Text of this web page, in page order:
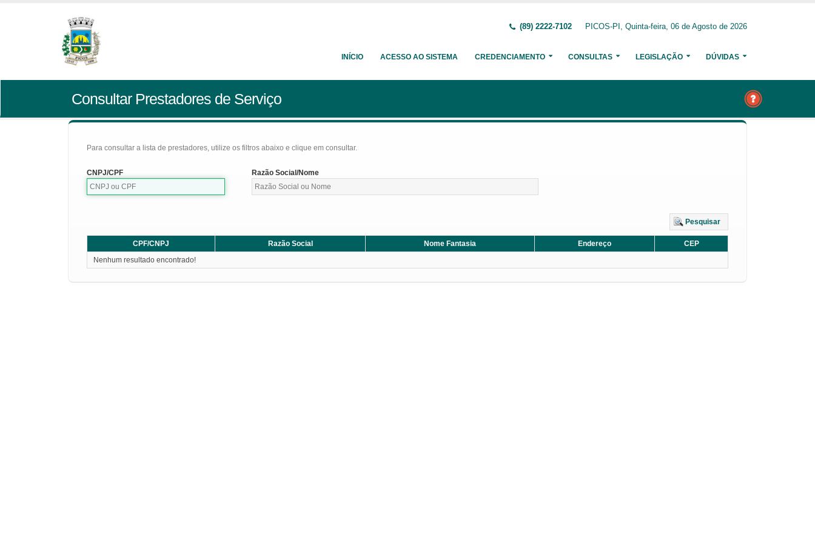
(89) 2222-7102 PICOS-PI, Quinta-feira, 06 de Agosto de 2026
INÍCIO ACESSO AO SISTEMA CREDENCIAMENTO CONSULTAS LEGISLAÇÃO DÚVIDAS
Consultar Prestadores de Serviço
Para consultar a lista de prestadores, utilize os filtros abaixo e clique em consultar.
CNPJ/CPF Razão Social/Nome
Pesquisar
CPF/CNPJ Razão Social Nome Fantasia Endereço
CEP
Nenhum resultado encontrado!